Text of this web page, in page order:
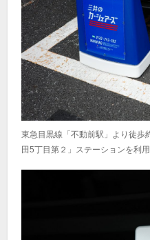
東急目黒線「不動前駅」より徒歩
田5丁目第２」ステーションを利用